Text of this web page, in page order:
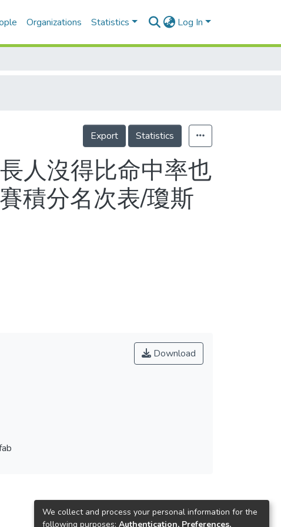
Organizations Statistics Log In
Export Statistics
人沒得比命中率也
積分名次表/瓊斯
Download
We collect and process your personal information for the
following purposes: Authentication, Preferences,